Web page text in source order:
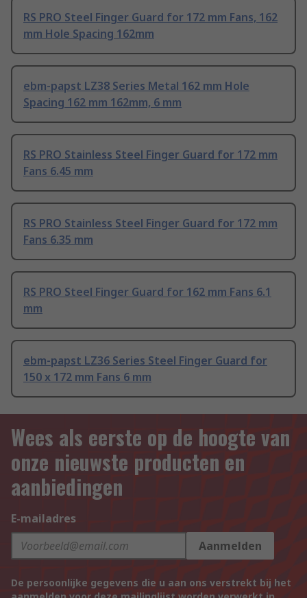
RS PRO Steel Finger Guard for 172 mm Fans, 162
mm Hole Spacing 162mm
ebm-papst LZ38 Series Metal 162 mm Hole
Spacing 162 mm 162mm, 6 mm
RS PRO Stainless Steel Finger Guard for 172 mm
Fans 6.45 mm
RS PRO Stainless Steel Finger Guard for 172 mm
Fans 6.35 mm
RS PRO Steel Finger Guard for 162 mm Fans 6.1
mm
ebm-papst LZ36 Series Steel Finger Guard for
150 x 172 mm Fans 6 mm
Wees als eerste op de hoogte van
onze nieuwste producten en
aanbiedingen
E-mailadres
Aanmelden
De persoonlijke gegevens die u aan ons verstrekt bij het